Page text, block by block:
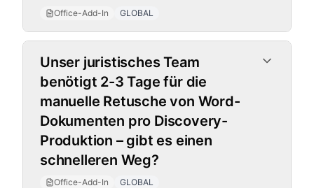
Office-Add-In GLOBAL
Unser juristisches Team
benötigt 2-3 Tage für die
manuelle Retusche von Word-
Dokumenten pro Discovery-
Produktion – gibt es einen
schnelleren Weg?
Office-Add-In GLOBAL